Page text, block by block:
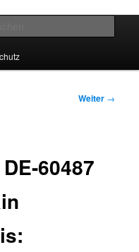
am
Weiter →
60487